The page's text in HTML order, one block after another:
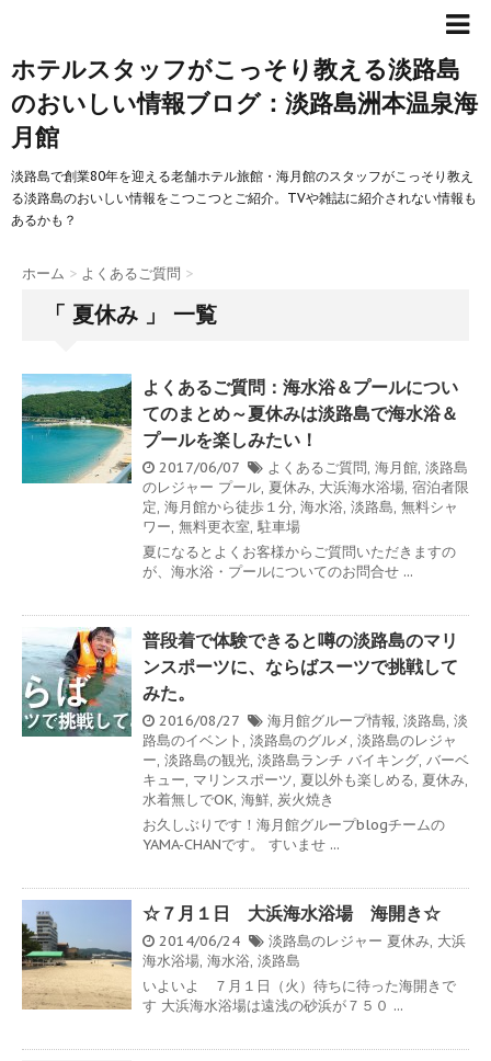
ホテルスタッフがこっそり教える淡路島
のおいしい情報ブログ：淡路島洲本温泉海
月館
淡路島で創業80年を迎える老舗ホテル旅館・海月館のスタッフがこっそり教え
る淡路島のおいしい情報をこつこつとご紹介。TVや雑誌に紹介されない情報も
あるかも？
ホーム > よくあるご質問 >
「 夏休み 」 一覧
よくあるご質問：海水浴＆プールについ
てのまとめ～夏休みは淡路島で海水浴＆
プールを楽しみたい！
2017/06/07 よくあるご質問, 海月館, 淡路島
のレジャー プール, 夏休み, 大浜海水浴場, 宿泊者限
定, 海月館から徒歩１分, 海水浴, 淡路島, 無料シャ
ワー, 無料更衣室, 駐車場
夏になるとよくお客様からご質問いただきますの
が、海水浴・プールについてのお問合せ ...
普段着で体験できると噂の淡路島のマリ
ンスポーツに、ならばスーツで挑戦して
みた。
2016/08/27 海月館グループ情報, 淡路島, 淡
路島のイベント , 淡路島のグルメ, 淡路島のレジャ
ー, 淡路島の観光, 淡路島ランチ バイキング, バーベ
キュー, マリンスポーツ, 夏以外も楽しめる, 夏休み,
水着無しでOK, 海鮮, 炭火焼き
お久しぶりです！海月館グループblogチームの
YAMA-CHANです。 すいませ ...
☆７月１日 大浜海水浴場 海開き☆
2014/06/24 淡路島のレジャー 夏休み, 大浜
海水浴場, 海水浴, 淡路島
いよいよ ７月１日（火）待ちに待った海開きで
す 大浜海水浴場は遠浅の砂浜が７５０ ...